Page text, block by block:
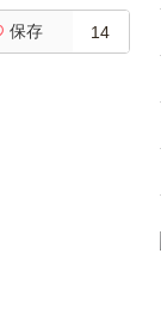
保存 14